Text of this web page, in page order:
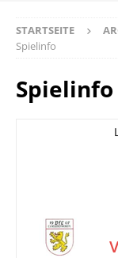
STARTSEITE
Spielinfo
Spielinfo